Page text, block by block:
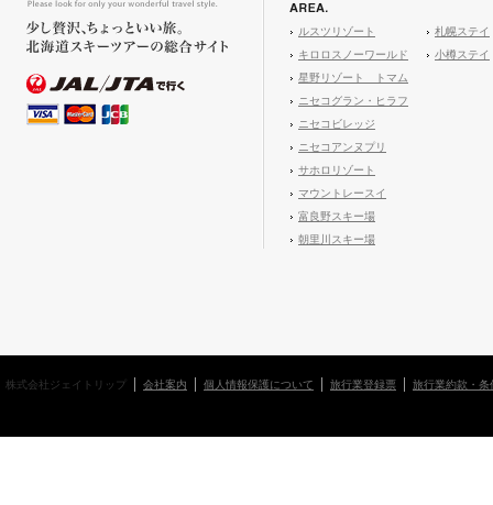
ルスツリゾート
キロロスノーワールド
星野リゾート トマム
ニセコグラン・ヒラフ
ニセコビレッジ
ニセコアンヌプリ
サホロリゾート
マウントレースイ
富良野スキー場
朝里川スキー場
札幌ステイ
小樽ステイ
株式会社ジェイトリップ 会社案内 個人情報保護について 旅行業登録票 旅行業約款・条